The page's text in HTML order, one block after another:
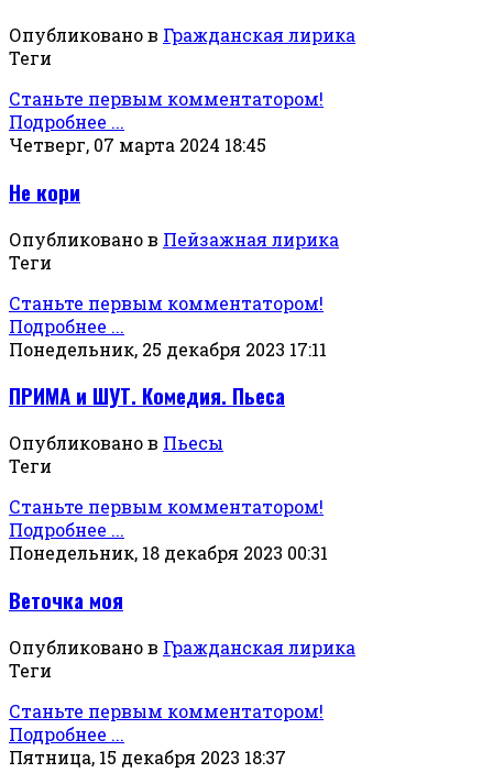
Опубликовано в Гражданская лирика
Теги
Станьте первым комментатором!
Подробнее ...
Четверг, 07 марта 2024 18:45
Не кори
Опубликовано в Пейзажная лирика
Теги
Станьте первым комментатором!
Подробнее ...
Понедельник, 25 декабря 2023 17:11
ПРИМА и ШУТ. Комедия. Пьеса
Опубликовано в Пьесы
Теги
Станьте первым комментатором!
Подробнее ...
Понедельник, 18 декабря 2023 00:31
Веточка моя
Опубликовано в Гражданская лирика
Теги
Станьте первым комментатором!
Подробнее ...
Пятница, 15 декабря 2023 18:37